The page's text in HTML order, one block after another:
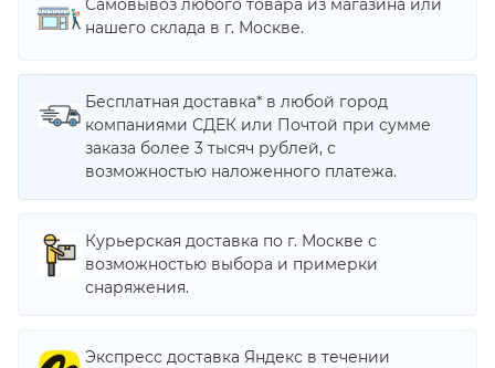
нашего склада в г. Москве.
Бесплатная доставка* в любой город
компаниями СДЕК или Почтой при сумме
заказа более 3 тысяч рублей, с
возможностью наложенного платежа.
Курьерская доставка по г. Москве с
возможностью выбора и примерки
снаряжения.
Экспресс доставка Яндекс в течении